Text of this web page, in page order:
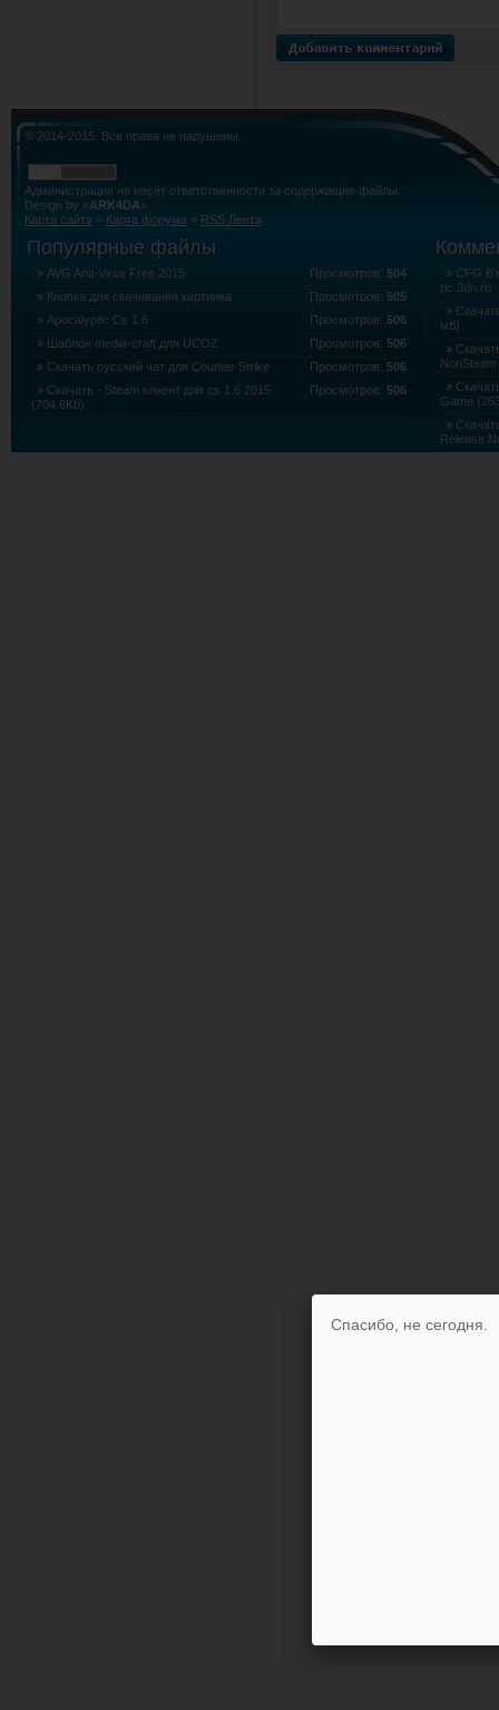
© 2014-2015. Все права не нарушены.
Администрация не несёт ответственности за содержащие файлы.
Design by «ARK4DA»
Карта сайта » Карта форума » RSS Лента
Популярные файлы
Просмотров: 504
AVG Anti-Virus Free 2015
Просмотров: 505
Кнопка для скачивания картинка
Просмотров: 506
Apocalyptic Cs 1.6
Просмотров: 506
Шаблон media-craft для UCOZ
Просмотров: 506
Скачать русский чат для Counter Strike
Просмотров: 506
Скачать - Steam клиент для cs 1.6 2015
(704.6Kb)
CFG
pc.3dn.ru
мб)
Game
Release
Спасибо, не сегодня.